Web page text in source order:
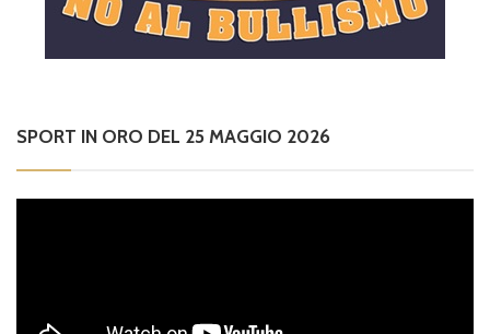
SPORT IN ORO DEL 25 MAGGIO 2026